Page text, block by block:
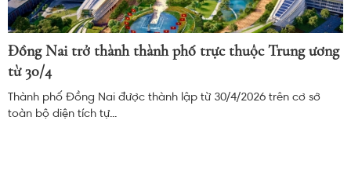
Đồng Nai trở thành thành phố trực thuộc Trung ương
từ 30/4
Thành phố Đồng Nai được thành lập từ 30/4/2026 trên cơ sở
toàn bộ diện tích tự...